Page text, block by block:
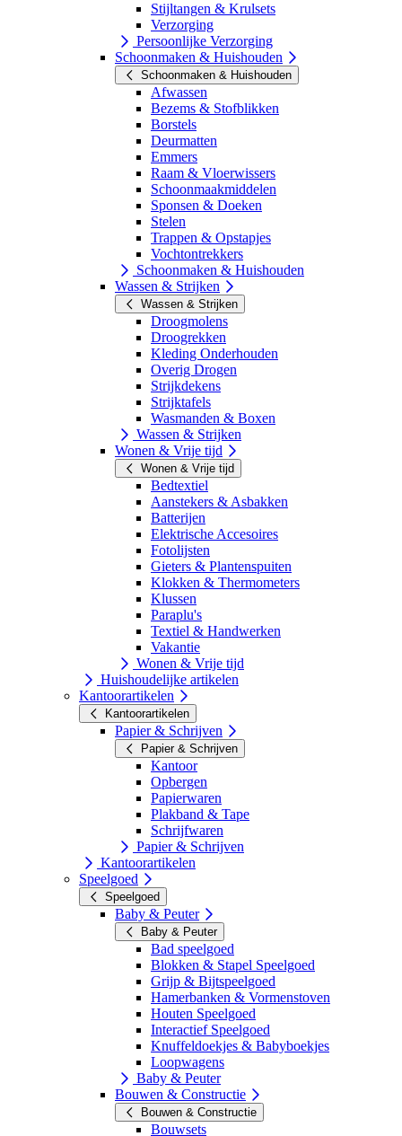
Stijltangen & Krulsets
Verzorging
Persoonlijke Verzorging
Schoonmaken & Huishouden
Schoonmaken & Huishouden
Afwassen
Bezems & Stofblikken
Borstels
Deurmatten
Emmers
Raam & Vloerwissers
Schoonmaakmiddelen
Sponsen & Doeken
Stelen
Trappen & Opstapjes
Vochtontrekkers
Schoonmaken & Huishouden
Wassen & Strijken
Wassen & Strijken
Droogmolens
Droogrekken
Kleding Onderhouden
Overig Drogen
Strijkdekens
Strijktafels
Wasmanden & Boxen
Wassen & Strijken
Wonen & Vrije tijd
Wonen & Vrije tijd
Bedtextiel
Aanstekers & Asbakken
Batterijen
Elektrische Accesoires
Fotolijsten
Gieters & Plantenspuiten
Klokken & Thermometers
Klussen
Paraplu's
Textiel & Handwerken
Vakantie
Wonen & Vrije tijd
Huishoudelijke artikelen
Kantoorartikelen
Kantoorartikelen
Papier & Schrijven
Papier & Schrijven
Kantoor
Opbergen
Papierwaren
Plakband & Tape
Schrijfwaren
Papier & Schrijven
Kantoorartikelen
Speelgoed
Speelgoed
Baby & Peuter
Baby & Peuter
Bad speelgoed
Blokken & Stapel Speelgoed
Grijp & Bijtspeelgoed
Hamerbanken & Vormenstoven
Houten Speelgoed
Interactief Speelgoed
Knuffeldoekjes & Babyboekjes
Loopwagens
Baby & Peuter
Bouwen & Constructie
Bouwen & Constructie
Bouwsets